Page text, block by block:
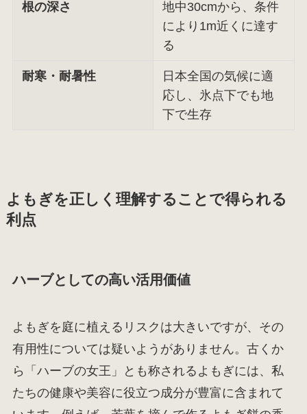
根の深さ
地中30cmから、条件
により1m近くに達す
る
耐寒・耐暑性
日本全国の気候に適
応し、氷点下でも地
下で生存
よもぎを正しく理解することで得られる
利点
ハーブとしての高い活用価値
よもぎを庭に植えるリスクは大きいですが、その
有用性については疑いようがありません。古くか
ら「ハーブの女王」とも称されるよもぎには、私
たちの健康や美容に役立つ成分が豊富に含まれて